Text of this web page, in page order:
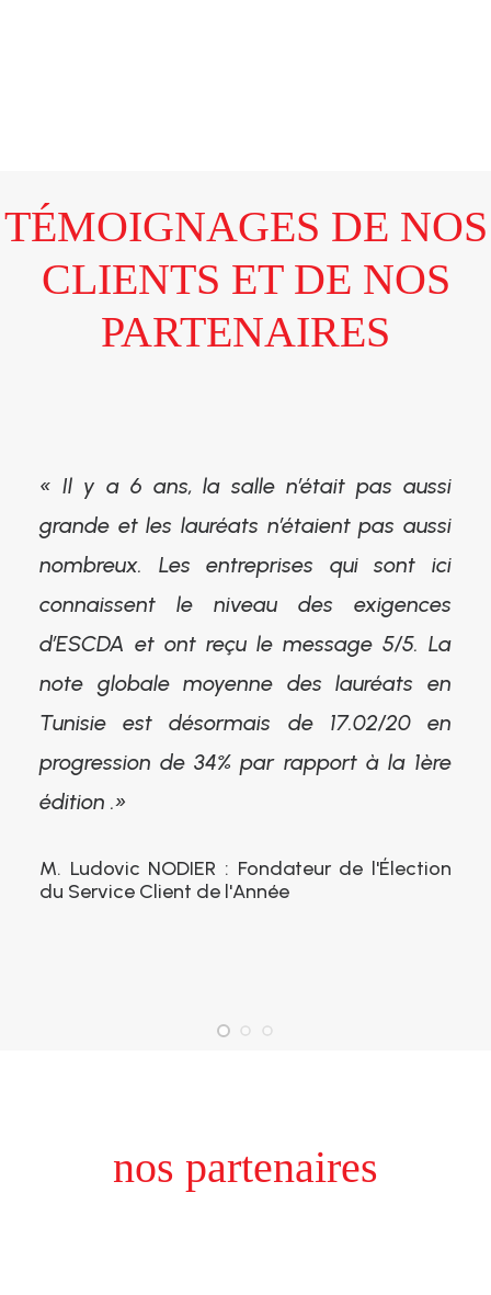
TÉMOIGNAGES DE NOS
CLIENTS ET DE NOS
PARTENAIRES
« Il y a 6 ans, la salle n’était pas aussi
grande et les lauréats n’étaient pas aussi
nombreux. Les entreprises qui sont ici
connaissent le niveau des exigences
d’ESCDA et ont reçu le message 5/5. La
note globale moyenne des lauréats en
Tunisie est désormais de 17.02/20 en
progression de 34% par rapport à la 1ère
édition .»
M. Ludovic NODIER : Fondateur de l'Élection
du Service Client de l'Année
nos partenaires